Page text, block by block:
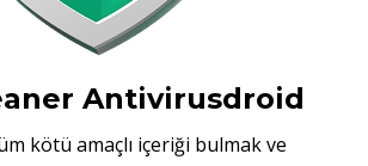
Antivirusdroid
kötü amaçlı içeriği bulmak ve